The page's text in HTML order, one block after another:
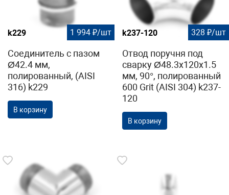
k229 1 994 ₽/шт
Соединитель с пазом
Ø42.4 мм,
полированный, (AISI
316) k229
В корзину
k237-120 328 ₽/шт
Отвод поручня под
сварку Ø48.3х120х1.5
мм, 90°, полированный
600 Grit (AISI 304) k237-
120
В корзину